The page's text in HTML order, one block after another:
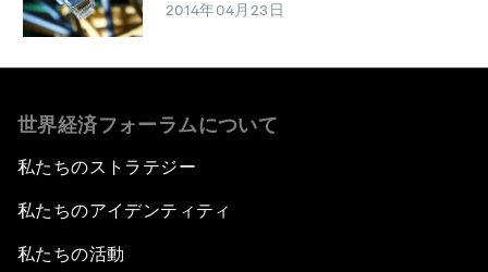
2014年04月23日
世界経済フォーラムについて
私たちのストラテジー
私たちのアイデンティティ
私たちの活動